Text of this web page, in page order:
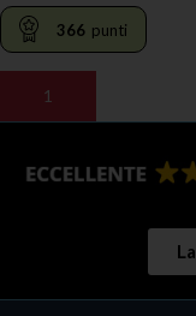
366 punti
AGGIUNGI AL CARRELLO